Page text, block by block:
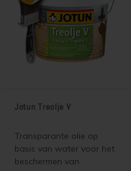
Jotun Treolje V
Transparante olie op
basis van water voor het
beschermen van